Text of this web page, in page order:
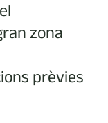
zona
prèvies